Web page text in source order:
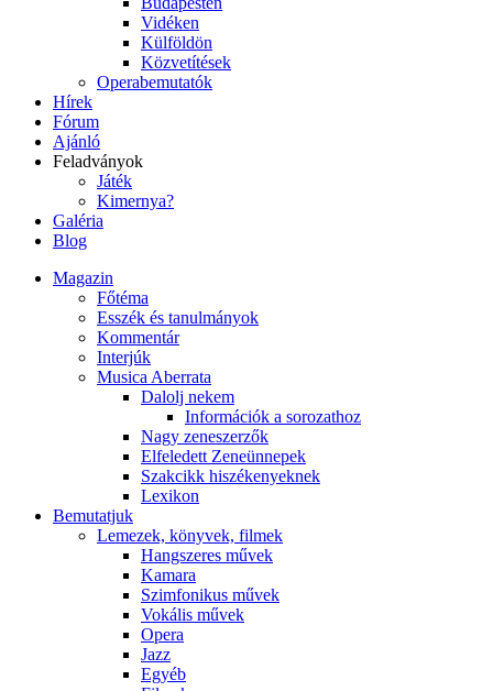
Vidéken
Külföldön
Közvetítések
Operabemutatók
Hírek
Fórum
Ajánló
Feladványok
Játék
Kimernya?
Galéria
Blog
Magazin
Főtéma
Esszék és tanulmányok
Kommentár
Interjúk
Musica Aberrata
Dalolj nekem
Információk a sorozathoz
Nagy zeneszerzők
Elfeledett Zeneünnepek
Szakcikk hiszékenyeknek
Lexikon
Bemutatjuk
Lemezek, könyvek, filmek
Hangszeres művek
Kamara
Szimfonikus művek
Vokális művek
Opera
Jazz
Egyéb